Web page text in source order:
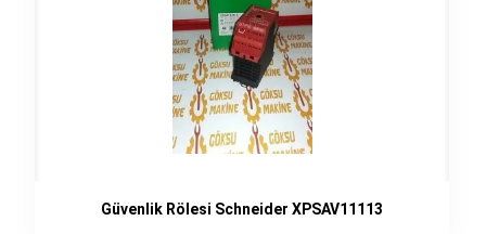
Güvenlik Rölesi Schneider XPSAV11113